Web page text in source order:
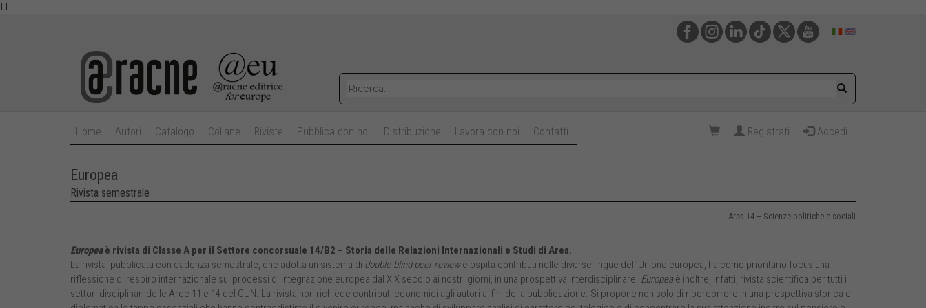
IT
Home Autori Catalogo Collane Riviste Pubblica con noi Distribuzione Lavora con noi Contatti Registrati Accedi
Europea
Rivista semestrale
Area 14 – Scienze politiche e sociali
Europeaè rivista di Classe A per il Settore concorsuale 14/B2 – Storia delle Relazioni Internazionali e Studi di Area.
La rivista, pubblicata con cadenza semestrale, che adotta un sistema di double-blind peer reviewe ospita contributi nelle diverse lingue dell’Unione europea, ha come prioritario focus una
riflessione di respiro internazionale sui processi di integrazione europea dal XIX secolo ai nostri giorni, in una prospettiva interdisciplinare. Europeaè inoltre, infatti, rivista scientifica per tutti i
settori disciplinari delle Aree 11 e 14 del CUN. La rivista non richiede contributi economici agli autori ai fini della pubblicazione. Si propone non solo di ripercorrere in una prospettiva storica e